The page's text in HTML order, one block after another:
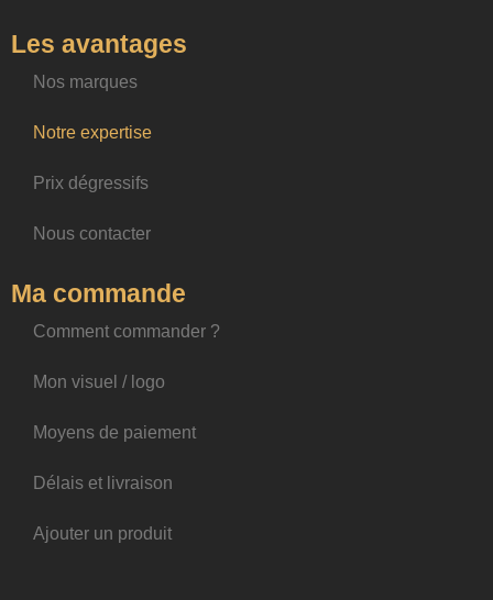
Les avantages
Nos marques
Notre expertise
Prix dégressifs
Nous contacter
Ma commande
Comment commander ?
Mon visuel / logo
Moyens de paiement
Délais et livraison
Ajouter un produit